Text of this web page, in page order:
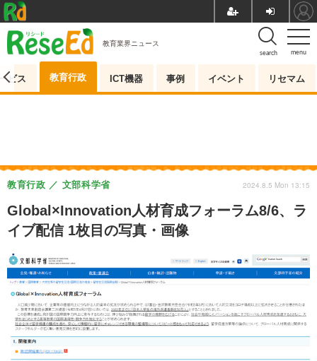
menu
search
教育業界ニュース
ビス 教育行政 ICT機器 事例 イベント リセマム
Global×Innovation人材育成フォーラム8/6、ラ
イブ配信 1枚目の写真・画像
教育行政 文部科学省 2024.8.5 Mon 13:15